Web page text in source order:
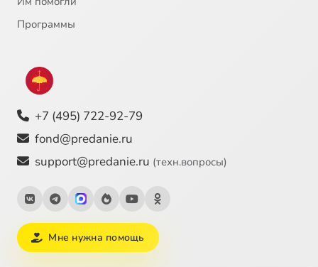
Программы
+7 (495) 722-92-79
fond@predanie.ru
support@predanie.ru (техн.вопросы)
Мне нужна помощь